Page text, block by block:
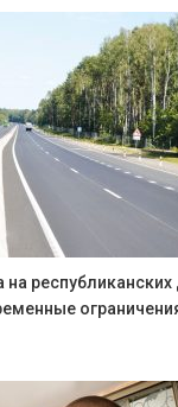
на